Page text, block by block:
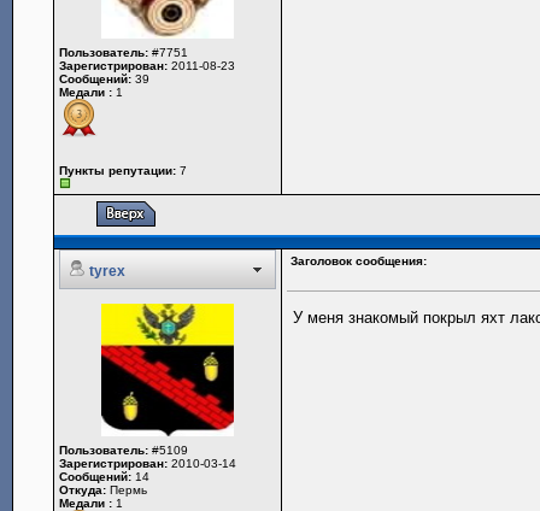
Пользователь: #7751
Зарегистрирован: 2011-08-23
Сообщений: 39
Медали : 1
Пункты репутации: 7
tyrex
Заголовок сообщения:
Пользователь: #5109
Зарегистрирован: 2010-03-14
Сообщений: 14
Откуда: Пермь
Медали : 1
У меня знакомый покрыл яхт